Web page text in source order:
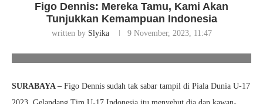
Figo Dennis: Mereka Tamu, Kami Akan
Tunjukkan Kemampuan Indonesia
written by Slyika 9 November, 2023, 11:47
Figo Dennis: Mereka Tamu, Kami Akan Tunjukkan Kemampuan
SURABAYA – Figo Dennis sudah tak sabar tampil di Piala Dunia U-17